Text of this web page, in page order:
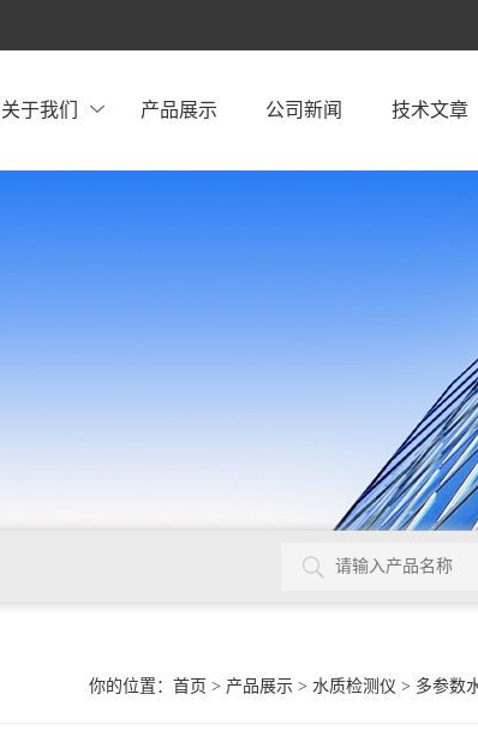
关于我们 产品展示 公司新闻 技术文章
你的位置： 首页 > 产品展示 > 水质检测仪 > 多参数